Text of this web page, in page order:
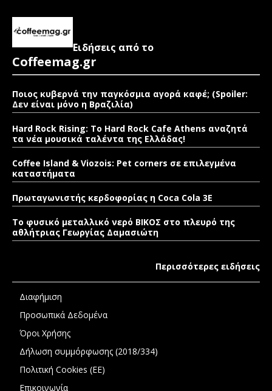
Ειδήσεις από το
Coffeemag.gr
Ποιος κυβερνά την παγκόσμια αγορά καφέ; (Spoiler:
Δεν είναι μόνο η Βραζιλία)
Hard Rock Rising: Το Hard Rock Cafe Athens αναζητά
τα νέα μουσικά ταλέντα της Ελλάδας!
Coffee Island & Viozois: Pet corners σε επιλεγμένα
καταστήματα
Πρωταγωνιστής κερδοφορίας η Coca Cola 3E
Το φυσικό μεταλλικό νερό ΒΙΚΟΣ στο πλευρό της
αθλήτριας Γεωργίας Δαμασιώτη
Περισσότερες ειδήσεις
Διαφήμιση
Προσωπικά Δεδομένα
Όροι Χρήσης
Δήλωση συμμόρφωσης (2018/334)
Πολιτική Cookies (ΕΕ)
Επικοινωνία